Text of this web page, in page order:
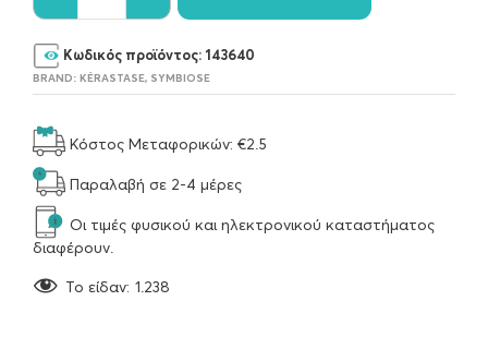
Κωδικός προϊόντος: 143640
BRAND: KÉRASTASE, SYMBIOSE
Κόστος Μεταφορικών: €2.5
Παραλαβή σε 2-4 μέρες
Οι τιμές φυσικού και ηλεκτρονικού καταστήματος
διαφέρουν.
To είδαν: 1.238